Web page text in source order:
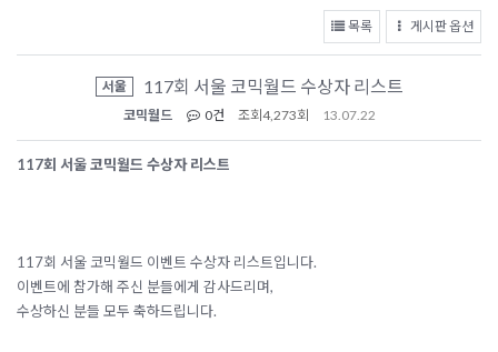
목록 게시판 옵션
서울 117회 서울 코믹월드 수상자 리스트
코믹월드 0건 조회 4,273회 13.07.22
117회 서울 코믹월드 수상자 리스트
117회 서울 코믹월드 이벤트 수상자 리스트입니다.
이벤트에 참가해 주신 분들에게 감사드리며,
수상하신 분들 모두 축하드립니다.